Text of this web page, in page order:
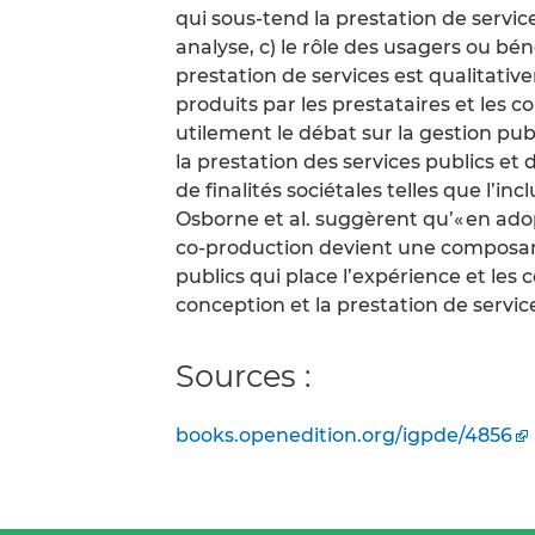
qui sous-tend la prestation de
analyse, c) le rôle des usagers ou
prestation de services est
produits par les prestataires et les
utilement le débat sur la gestion
la prestation des services publics et
de finalités sociétales telles que
Osborne et al. suggèrent qu’« en
co-production devient une
publics qui place l’expérience et les
conception et la prestation de
Sources :
books.openedition.org/igpde/4856